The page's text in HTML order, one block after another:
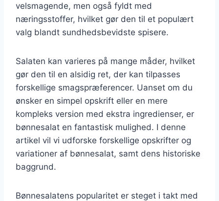
velsmagende, men også fyldt med
næringsstoffer, hvilket gør den til et populært
valg blandt sundhedsbevidste spisere.
Salaten kan varieres på mange måder, hvilket
gør den til en alsidig ret, der kan tilpasses
forskellige smagspræferencer. Uanset om du
ønsker en simpel opskrift eller en mere
kompleks version med ekstra ingredienser, er
bønnesalat en fantastisk mulighed. I denne
artikel vil vi udforske forskellige opskrifter og
variationer af bønnesalat, samt dens historiske
baggrund.
Bønnesalatens popularitet er steget i takt med